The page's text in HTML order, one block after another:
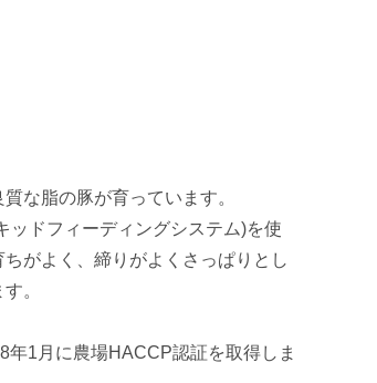
な脂の豚が育っています。
ッドフィーディングシステム)を使
がよく、締りがよくさっぱりとし
。
年1月に農場HACCP認証を取得しま